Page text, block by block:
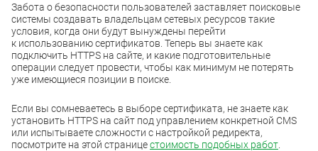
Забота о безопасности пользователей заставляет поисковые
системы создавать владельцам сетевых ресурсов такие
условия, когда они будут вынуждены перейти
к использованию сертификатов. Теперь вы знаете как
подключить HTTPS на сайте, и какие подготовительные
операции следует провести, чтобы как минимум не потерять
уже имеющиеся позиции в поиске.
Если вы сомневаетесь в выборе сертификата, не знаете как
установить HTTPS на сайт под управлением конкретной CMS
или испытываете сложности с настройкой редиректа,
посмотрите на этой страницестоимость подобных работ